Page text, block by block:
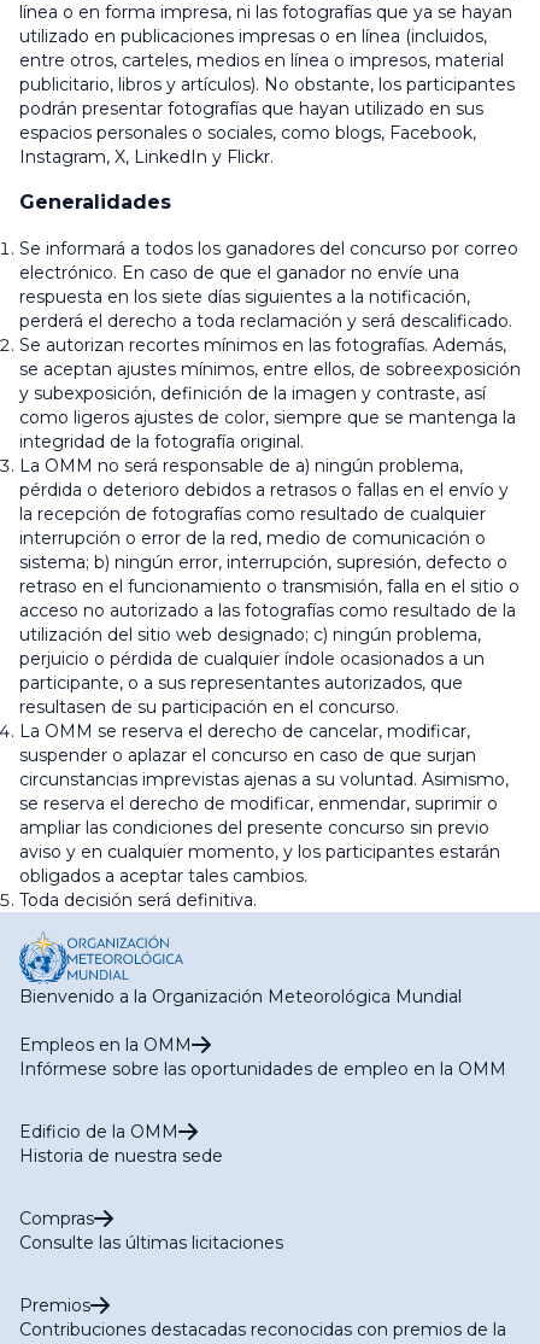
línea o en forma impresa, ni las fotografías que ya se hayan
utilizado en publicaciones impresas o en línea (incluidos,
entre otros, carteles, medios en línea o impresos, material
publicitario, libros y artículos). No obstante, los participantes
podrán presentar fotografías que hayan utilizado en sus
espacios personales o sociales, como blogs, Facebook,
Instagram, X, LinkedIn y Flickr.
Generalidades
Se informará a todos los ganadores del concurso por correo
electrónico. En caso de que el ganador no envíe una
respuesta en los siete días siguientes a la notificación,
perderá el derecho a toda reclamación y será descalificado.
Se autorizan recortes mínimos en las fotografías. Además,
se aceptan ajustes mínimos, entre ellos, de sobreexposición
y subexposición, definición de la imagen y contraste, así
como ligeros ajustes de color, siempre que se mantenga la
integridad de la fotografía original.
La OMM no será responsable de a) ningún problema,
pérdida o deterioro debidos a retrasos o fallas en el envío y
la recepción de fotografías como resultado de cualquier
interrupción o error de la red, medio de comunicación o
sistema; b) ningún error, interrupción, supresión, defecto o
retraso en el funcionamiento o transmisión, falla en el sitio o
acceso no autorizado a las fotografías como resultado de la
utilización del sitio web designado; c) ningún problema,
perjuicio o pérdida de cualquier índole ocasionados a un
participante, o a sus representantes autorizados, que
resultasen de su participación en el concurso.
La OMM se reserva el derecho de cancelar, modificar,
suspender o aplazar el concurso en caso de que surjan
circunstancias imprevistas ajenas a su voluntad. Asimismo,
se reserva el derecho de modificar, enmendar, suprimir o
ampliar las condiciones del presente concurso sin previo
aviso y en cualquier momento, y los participantes estarán
obligados a aceptar tales cambios.
Toda decisión será definitiva.
Bienvenido a la Organización Meteorológica Mundial
Empleos en la OMM
Infórmese sobre las oportunidades de empleo en la OMM
Edificio de la OMM
Historia de nuestra sede
Compras
Consulte las últimas licitaciones
Premios
Contribuciones destacadas reconocidas con premios de la